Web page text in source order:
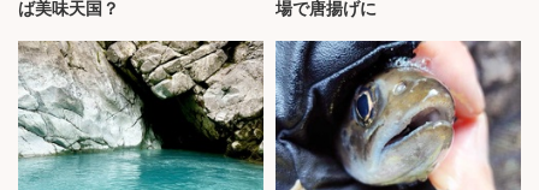
ば美味天国？
場で唐揚げに